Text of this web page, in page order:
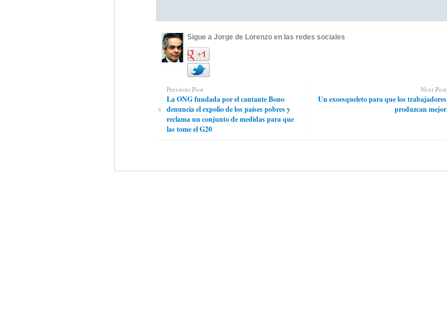
Sigue a Jorge de Lorenzo en las redes sociales
Previous Post
La ONG fundada por el cantante Bono
denuncia el expolio de los países pobres y
reclama un conjunto de medidas para que
las tome el G20
Next Post
Un exoesqueleto para que los trabajadores
produzcan mejor